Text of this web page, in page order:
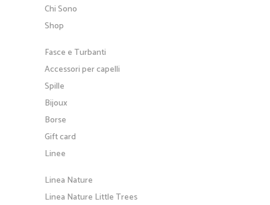
Chi Sono
Shop
Fasce e Turbanti
Accessori per capelli
Spille
Bijoux
Borse
Gift card
Linee
Linea Nature
Linea Nature Little Trees